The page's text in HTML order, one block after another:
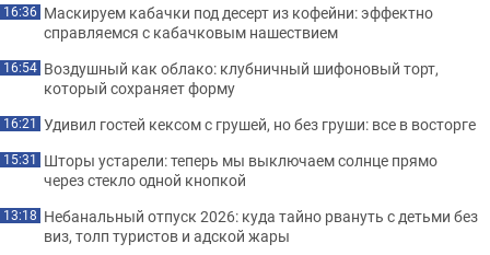
16:36 Маскируем кабачки под десерт из кофейни: эффектно
справляемся с кабачковым нашествием
16:54 Воздушный как облако: клубничный шифоновый торт,
который сохраняет форму
16:21 Удивил гостей кексом с грушей, но без груши: все в восторге
15:31 Шторы устарели: теперь мы выключаем солнце прямо
через стекло одной кнопкой
13:18 Небанальный отпуск 2026: куда тайно рвануть с детьми без
виз, толп туристов и адской жары